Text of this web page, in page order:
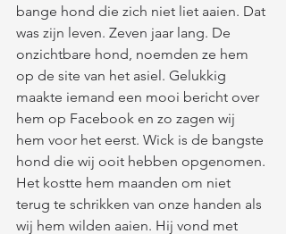
bange hond die zich niet liet aaien. Dat
was zijn leven. Zeven jaar lang. De
onzichtbare hond, noemden ze hem
op de site van het asiel. Gelukkig
maakte iemand een mooi bericht over
hem op Facebook en zo zagen wij
hem voor het eerst. Wick is de bangste
hond die wij ooit hebben opgenomen.
Het kostte hem maanden om niet
terug te schrikken van onze handen als
wij hem wilden aaien. Hij vond met